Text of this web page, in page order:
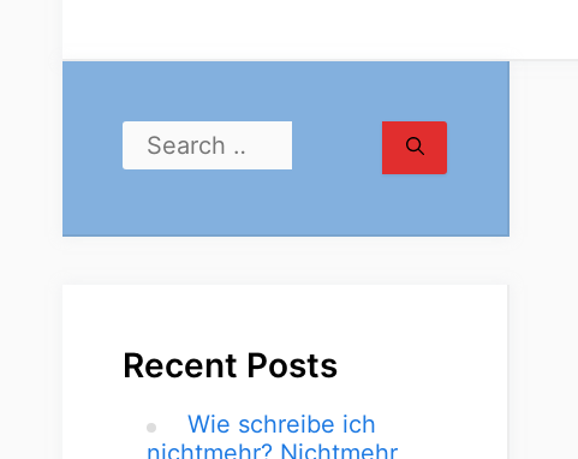
Recent Posts
Wie schreibe ich
nichtmehr? Nichtmehr